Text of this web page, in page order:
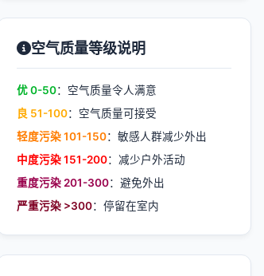
空气质量等级说明
优 0-50：空气质量令人满意
良 51-100：空气质量可接受
轻度污染 101-150：敏感人群减少外出
中度污染 151-200：减少户外活动
重度污染 201-300：避免外出
严重污染 >300：停留在室内